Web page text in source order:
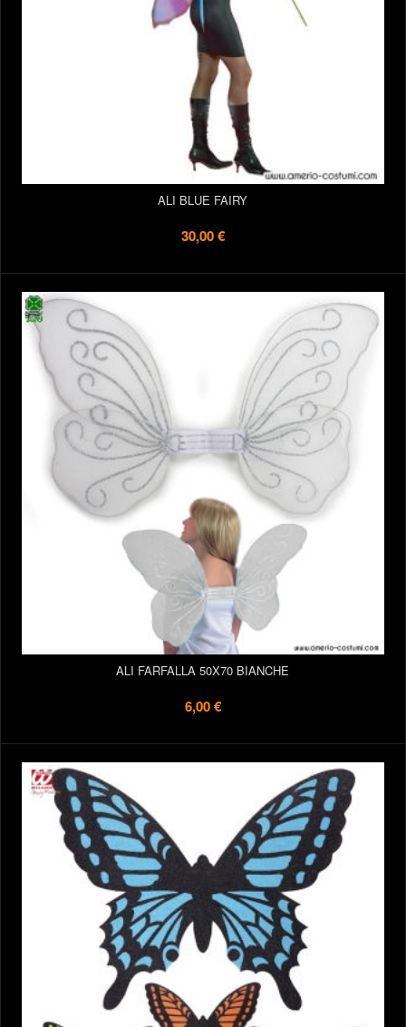
ALI BLUE FAIRY
30,00 €
ALI FARFALLA 50X70 BIANCHE
6,00 €